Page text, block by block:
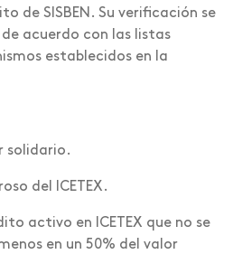
de SISBEN. Su verificación se
de acuerdo con las listas
establecidos en la
solidario.
del ICETEX.
activo en ICETEX que no se
en un 50% del valor